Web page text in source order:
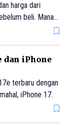
harga dari
beli. Mana
dan iPhone
terbaru dengan
iPhone 17.